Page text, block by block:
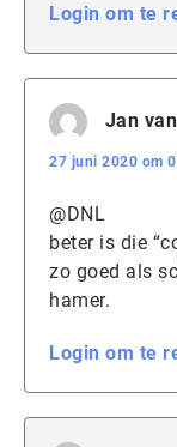
Login om te
Jan
27 juni 2020 om
@DNL
beter is die
zo goed als
hamer.
Login om te